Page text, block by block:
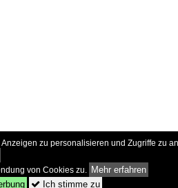
zu personalisieren und Zugriffe
von Cookies zu. Mehr erfahren
 Ich stimme zu